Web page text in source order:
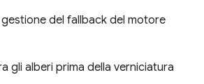
gestione del fallback del motore
gli alberi prima della verniciatura